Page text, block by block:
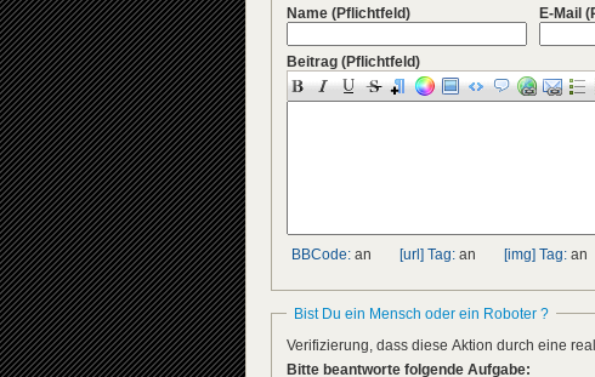
Name (Pflichtfeld) E-Mail
Beitrag (Pflichtfeld)
BBCode: an [url] Tag: an [img] Tag: an
Bist Du ein Mensch oder ein Roboter ?
Verifizierung, dass diese Aktion durch eine
Bitte beantworte folgende Aufgabe: